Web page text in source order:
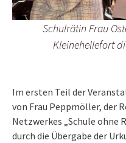
Schulrätin Frau
Kleinehellefort
Im ersten Teil der
von Frau Peppmöller, der
Netzwerkes „Schule ohne
durch die Übergabe der